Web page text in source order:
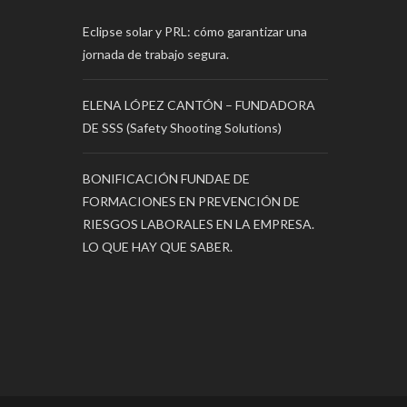
Eclipse solar y PRL: cómo garantizar una
jornada de trabajo segura.
ELENA LÓPEZ CANTÓN – FUNDADORA
DE SSS (Safety Shooting Solutions)
BONIFICACIÓN FUNDAE DE
FORMACIONES EN PREVENCIÓN DE
RIESGOS LABORALES EN LA EMPRESA.
LO QUE HAY QUE SABER.